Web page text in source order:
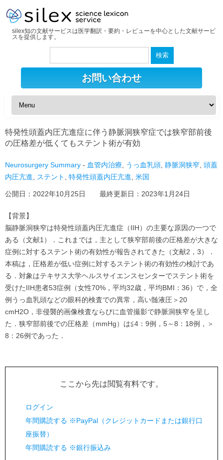
silex知の文献サービスは医学翻訳・要約・レビューを中心とした文献サービ
スを提供します。
検
お問い合わせ
特発性頭蓋内圧亢進症に伴う静脈洞狭窄症では狭窄部前後
の圧格差が低くてもステント術が有効
Neurosurgery Summary - 血管内治療 うっ血乳頭 静脈洞狭窄 頭蓋
内圧亢進
ステント 特発性頭蓋内圧亢進 米国
公開日： 2022年10月25日 最終更新日： 2023年1月24日
【背景】
脳静脈洞狭窄は特発性頭蓋内圧亢進症（IIH）の主要な原因の一つで
ある（文献1）．これまでは，主として狭窄部前後の圧格差が大きな
症例に対するステント術の有効性が報告されてきた（文献2，3）．
本稿は，圧格差が低い症例に対するステント術の有効性の検討であ
る．対象はテキサス大学ヘルスサイエンスセンターでステント術を
受けたIIH患者53症例（女性70%，平均32歳，平均BMI：36）で，全
例うっ血乳頭などの眼科的検査での異常，高い髄液圧＞20
cmH2O，非侵襲的画像検査ならびに血管撮影で静脈洞狭窄を呈し
た．狭窄部前後での圧格差（mmHg）は≦4：9例，5～8：18例，＞
8：26例であった．
ここから先は閲覧有料です。
ログイン
年間購読する ※PayPal（クレジットカードまたは銀行口
座振替）
年間購読する ※銀行振込み